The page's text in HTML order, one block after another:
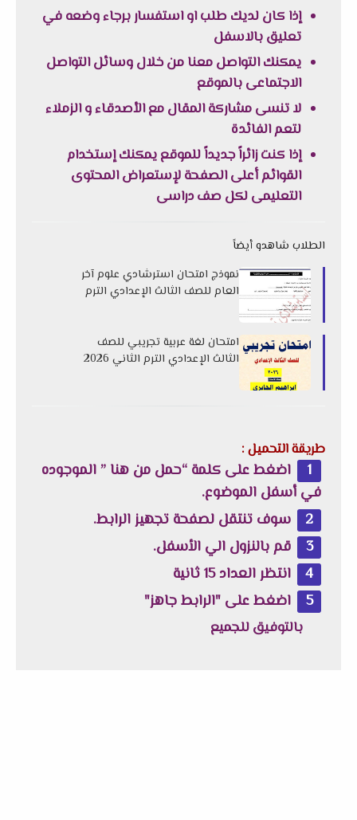
إذا كان لديك طلب او استفسار برجاء وضعه في
تعليق بالاسفل
يمكنك التواصل معنا من خلال وسائل التواصل
الاجتماعى بالموقع
لا تنسى مشاركة المقال مع الأصدقاء و الزملاء
لتعم الفائدة
إذا كنت زائراً جديداً للموقع يمكنك إستخدام
القوائم أعلى الصفحة لإستعراض المحتوى
التعليمى لكل صف دراسى
الطلاب شاهدو أيضاً
نموذج امتحان استرشادي علوم آخر
العام للصف الثالث الإعدادي الترم
امتحان لغة عربية تجريبي للصف
الثالث الإعدادي الترم الثاني 2026
طريقة التحميل :
اضغط على كلمة “حمل من هنا ” الموجوده
في أسفل الموضوع.
سوف تنتقل لصفحة تجهيز الرابط.
قم بالنزول الي الأسفل.
انتظر العداد 15 ثانية
اضغط على "الرابط جاهز"
بالتوفيق للجميع